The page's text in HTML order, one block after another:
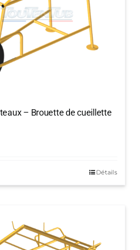
– Brouette de cueillette
Détails